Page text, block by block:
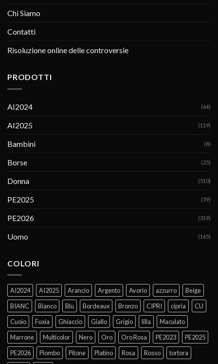
Chi Siamo
Contatti
Risoluzione online delle controversie
PRODOTTI
AI2024 (64)
AI2025 (119)
Bambini (8)
Borse (25)
Donna (510)
PE2025 (59)
PE2026 (319)
Uomo (165)
COLORI
AI2024 AI2025 Arancio Argento Avorio azzurro
Beige
BIANC
Bianco Blu Bordeaux Bronzo CIPRI cipria
CU
Cuoio
Fuxia Ghiaccio Giallo Grigio lilla
Maculato
Marrone
Multicolor Nero Oro Oro Rosa PE2023
PE2025
PE2026
Piombo Pitone Platino Rosa Rosso tortora